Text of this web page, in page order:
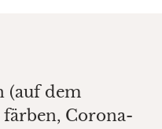
(auf dem
färben, Corona-